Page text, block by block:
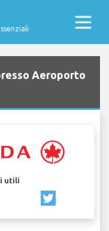
Aeroporto
utili